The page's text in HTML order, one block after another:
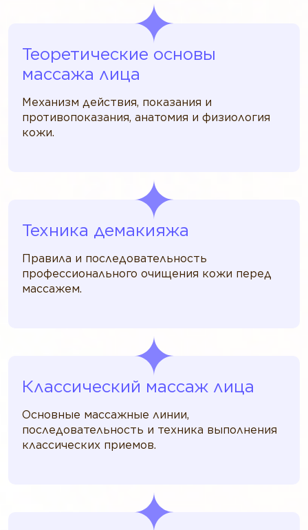
Теоретические основы
массажа лица
Механизм действия, показания и
противопоказания, анатомия и физиология
кожи.
Техника демакияжа
Правила и последовательность
профессионального очищения кожи перед
массажем.
Классический массаж лица
Основные массажные линии,
последовательность и техника выполнения
классических приемов.